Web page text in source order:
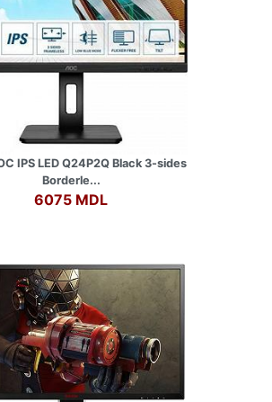
IPS LED Q24P2Q Black 3-sides
Borderle...
6075 MDL